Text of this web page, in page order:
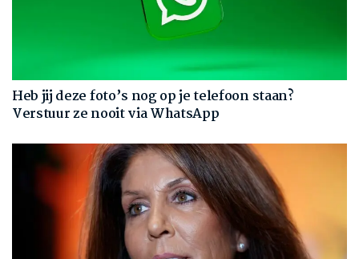
Heb jij deze foto’s nog op je telefoon staan?
Verstuur ze nooit via WhatsApp